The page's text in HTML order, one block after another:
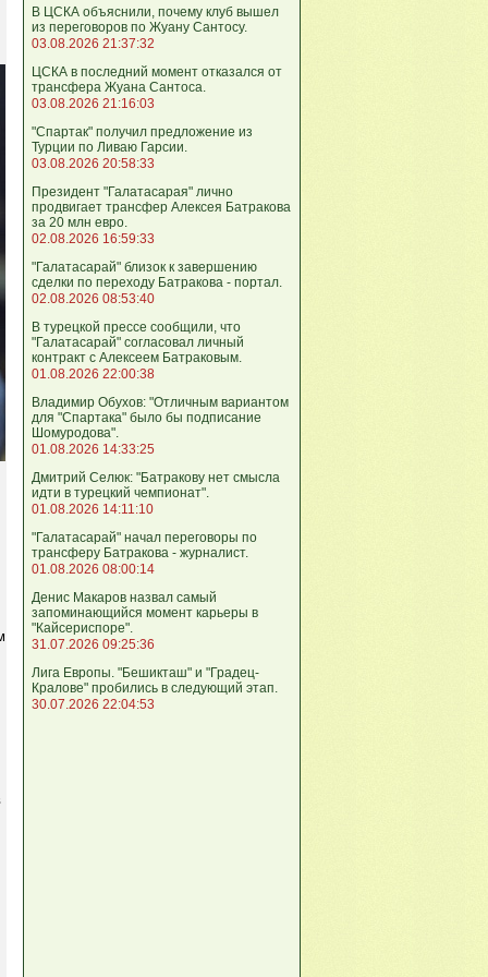
В ЦСКА объяснили, почему клуб вышел
из переговоров по Жуану Сантосу.
03.08.2026 21:37:32
ЦСКА в последний момент отказался от
трансфера Жуана Сантоса.
03.08.2026 21:16:03
"Спартак" получил предложение из
Турции по Ливаю Гарсии.
03.08.2026 20:58:33
Президент "Галатасарая" лично
продвигает трансфер Алексея Батракова
за 20 млн евро.
02.08.2026 16:59:33
"Галатасарай" близок к завершению
сделки по переходу Батракова - портал.
02.08.2026 08:53:40
В турецкой прессе сообщили, что
"Галатасарай" согласовал личный
контракт с Алексеем Батраковым.
01.08.2026 22:00:38
Владимир Обухов: "Отличным вариантом
для "Спартака" было бы подписание
Шомуродова".
01.08.2026 14:33:25
Дмитрий Селюк: "Батракову нет смысла
идти в турецкий чемпионат".
01.08.2026 14:11:10
"Галатасарай" начал переговоры по
трансферу Батракова - журналист.
01.08.2026 08:00:14
Денис Макаров назвал самый
запоминающийся момент карьеры в
"Кайсериспоре".
31.07.2026 09:25:36
Лига Европы. "Бешикташ" и "Градец-
Кралове" пробились в следующий этап.
30.07.2026 22:04:53